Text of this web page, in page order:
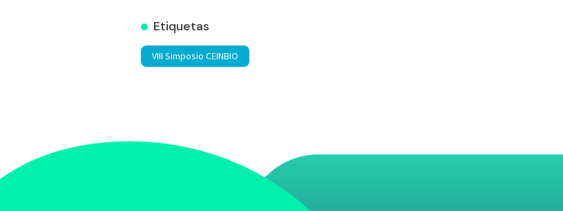
Etiquetas
VIII Simposio CEINBIO